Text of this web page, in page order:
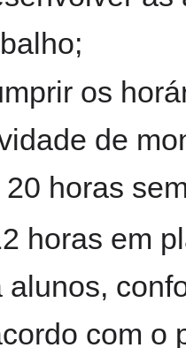
os
de
20 horas
horas em
alunos,
com o